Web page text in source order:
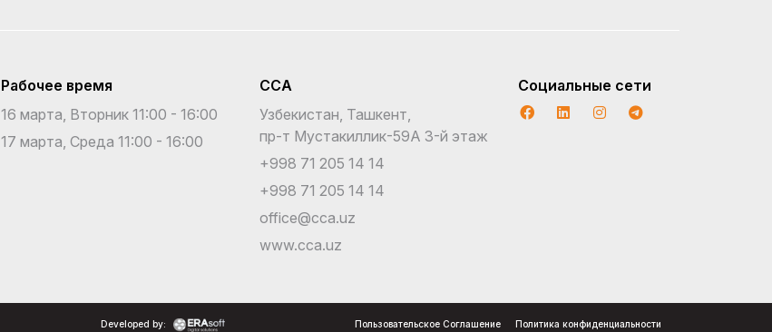
Рабочее время
16 марта, Вторник 11:00 - 16:00
17 марта, Среда 11:00 - 16:00
CCA
Узбекистан, Ташкент,
пр-т Мустакиллик-59A 3-й этаж
+998 71 205 14 14
+998 71 205 14 14
office@cca.uz
www.cca.uz
Социальные сети
Developed by: Пользовательское Соглашение Политика конфиденциальности